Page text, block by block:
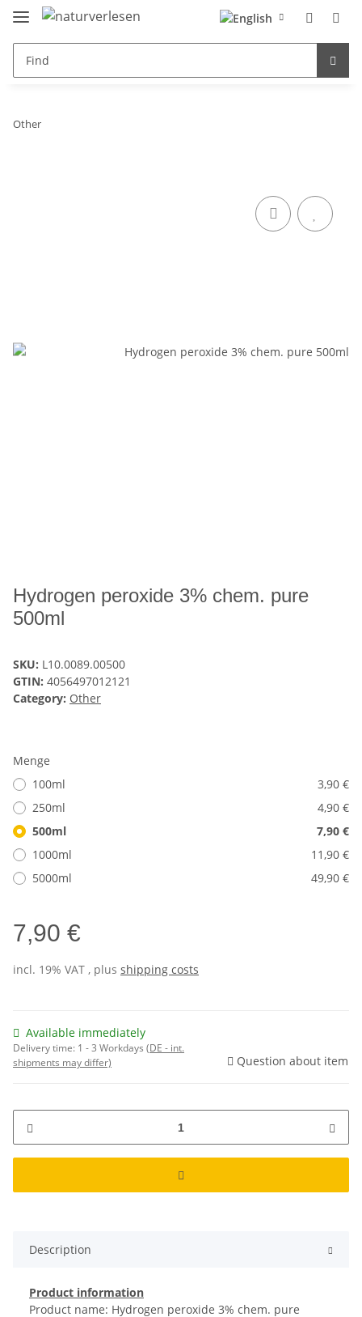
Other
Hydrogen peroxide 3% chem. pure
500ml
SKU: L10.0089.00500
GTIN: 4056497012121
Category: Other
Menge
100ml
3,90 €
250ml
4,90 €
500ml
7,90 €
1000ml
11,90 €
5000ml
49,90 €
7,90 €
incl. 19% VAT , plus shipping costs
Available immediately
Delivery time: 1 - 3 Workdays (DE - int.
shipments may differ)
Question about item
Description
Product information
Product name: Hydrogen peroxide 3% chem. pure